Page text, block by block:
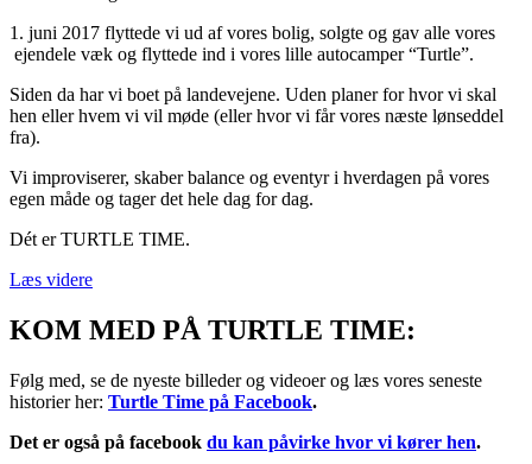
1. juni 2017 flyttede vi ud af vores bolig, solgte og gav alle vores
ejendele væk og flyttede ind i vores lille autocamper “Turtle”.
Siden da har vi boet på landevejene. Uden planer for hvor vi skal
hen eller hvem vi vil møde (eller hvor vi får vores næste lønseddel
fra).
Vi improviserer, skaber balance og eventyr i hverdagen på vores
egen måde og tager det hele dag for dag.
Dét er TURTLE TIME.
Læs videre
KOM MED PÅ TURTLE TIME:
Følg med, se de nyeste billeder og videoer og læs vores seneste
historier her: Turtle Time på Facebook.
Det er også på facebook du kan påvirke hvor vi kører hen.